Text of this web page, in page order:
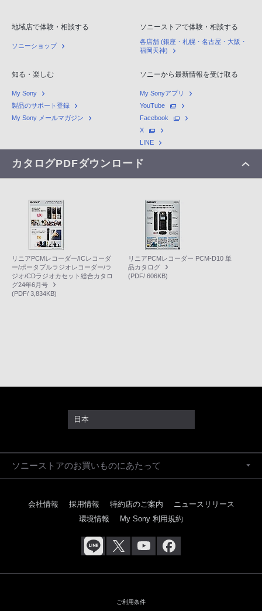
地域店で体験・相談する
ソニーショップ
ソニーストアで体験・相談する
各店舗 (銀座・札幌・名古屋・大阪・
福岡天神)
知る・楽しむ
My Sony
製品のサポート登録
My Sony メールマガジン
ソニーから最新情報を受け取る
My Sonyアプリ
YouTube
Facebook
X
LINE
カタログPDFダウンロード
リニアPCMレコーダー/ICレコーダ
ー/ポータブルラジオレコーダー/ラ
ジオ/CDラジオカセット総合カタロ
グ24年6月号
(PDF/ 3,834KB)
リニアPCMレコーダー PCM-D10 単
品カタログ
(PDF/ 606KB)
日本
ソニーストアのお買いものにあたって
会社情報 採用情報 特約店のご案内
ニュースリリース
環境情報
My Sony 利用規約
ご利用条件